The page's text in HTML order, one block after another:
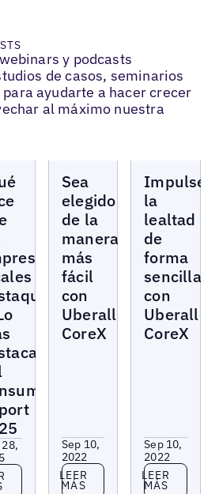
y podcasts
de casos, seminarios
ayudarte a hacer crecer
al máximo nuestra
28,
más
web
Sea
elegido
de la
manera
más
fácil
con
Uberall
CoreX
Sep 10,
2022
Leer más
LEER
MÁS
web
Impulse
la
lealtad
de
forma
sencilla
con
Uberall
CoreX
Sep 10,
2022
Leer más
LEER
MÁS